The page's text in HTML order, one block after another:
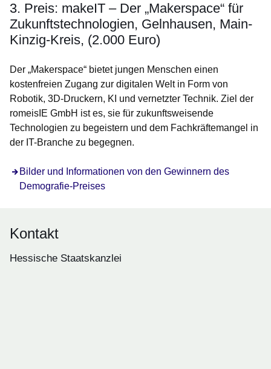
3. Preis: makeIT – Der „Makerspace“ für
Zukunftstechnologien, Gelnhausen, Main-
Kinzig-Kreis, (2.000 Euro)
Der „Makerspace“ bietet jungen Menschen einen
kostenfreien Zugang zur digitalen Welt in Form von
Robotik, 3D-Druckern, KI und vernetzter Technik. Ziel der
romeisIE GmbH ist es, sie für zukunftsweisende
Technologien zu begeistern und dem Fachkräftemangel in
der IT-Branche zu begegnen.
Bilder und Informationen von den Gewinnern des
Demografie-Preises
Kontakt
Hessische Staatskanzlei